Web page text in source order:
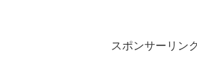
スポンサーリンク